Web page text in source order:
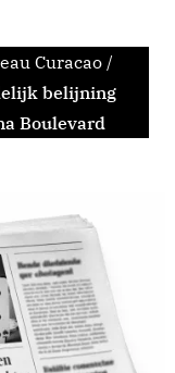
Curacao /
belijning
Boulevard